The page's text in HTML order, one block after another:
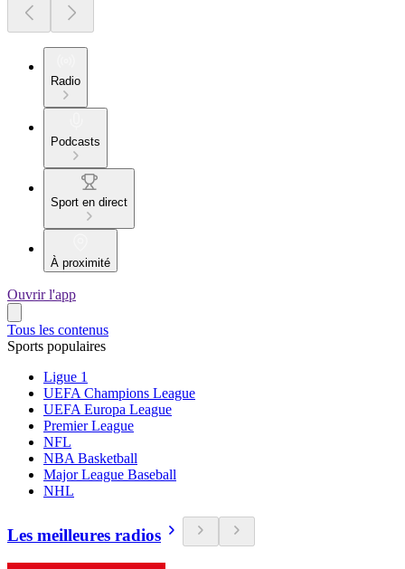
Radio
Podcasts
Sport en direct
À proximité
Ouvrir l'app
Tous les contenus
Sports populaires
Ligue 1
UEFA Champions League
UEFA Europa League
Premier League
NFL
NBA Basketball
Major League Baseball
NHL
Les meilleures radios